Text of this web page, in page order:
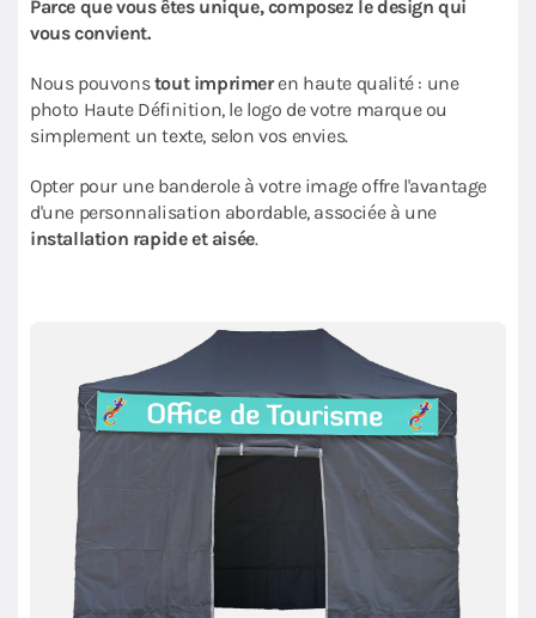
Parce que vous êtes unique, composez le design qui
vous convient.
Nous pouvonstout imprimeren haute qualité : une
photo Haute Définition, le logo de votre marque ou
simplement un texte, selon vos envies.
Opter pour une banderole à votre image offre l'avantage
d'une personnalisation abordable, associée à une
installation rapide et aisée.